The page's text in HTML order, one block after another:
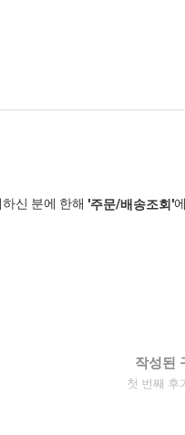
신 분에 한해 '주문/배송조회'
작성된
첫 번째 후